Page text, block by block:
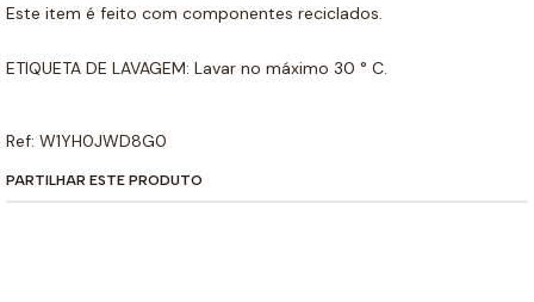
Este item é feito com componentes reciclados.
ETIQUETA DE LAVAGEM: Lavar no máximo 30 ° C.
Ref: W1YH0JWD8G0
PARTILHAR ESTE PRODUTO